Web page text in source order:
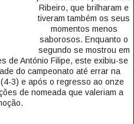
Ribeiro, que brilharam e
tiveram também os seus
momentos menos
saborosos. Enquanto o
segundo se mostrou em
de António Filipe, este exibiu-se
do campeonato até errar na
3) e após o regresso ao onze
de nomeada que valeriam a